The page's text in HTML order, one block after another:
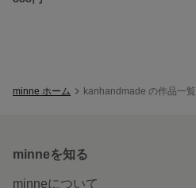
minne ホーム kanhandmade の作品一覧
minneを知る
minneについて